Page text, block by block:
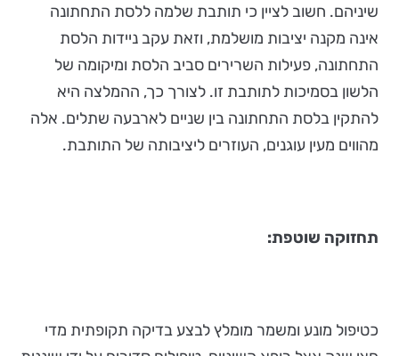
שיניהם. חשוב לציין כי תותבת שלמה ללסת התחתונה
אינה מקנה יציבות מושלמת, וזאת עקב ניידות הלסת
התחתונה, פעילות השרירים סביב הלסת ומיקומה של
הלשון בסמיכות לתותבת זו. לצורך כך, ההמלצה היא
להתקין בלסת התחתונה בין שניים לארבעה שתלים. אלה
מהווים מעין עוגנים, העוזרים ליציבותה של התותבת.
תחזוקה שוטפת:
כטיפול מונע ומשמר מומלץ לבצע בדיקה תקופתית מדי